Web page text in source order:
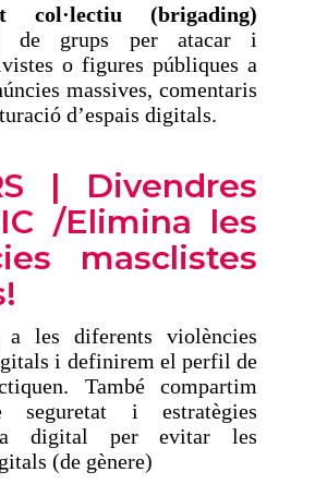
col·lectiu (brigading)
de grups per atacar i
o figures públiques a
massives, comentaris
d’espais digitals.
| Divendres
/Elimina les
masclistes
a les diferents violències
i definirem el perfil de
També compartim
seguretat i estratègies
digital per evitar les
(de gènere)